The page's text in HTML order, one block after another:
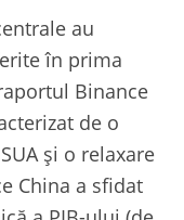
au
în prima
Binance
de o
și o relaxare
China a sfidat